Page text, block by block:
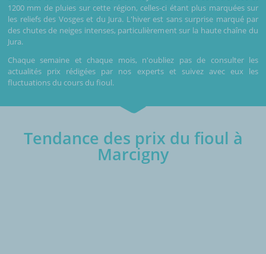
1200 mm de pluies sur cette région, celles-ci étant plus marquées sur
les reliefs des Vosges et du Jura. L'hiver est sans surprise marqué par
des chutes de neiges intenses, particulièrement sur la haute chaîne du
Jura.
Chaque semaine et chaque mois, n'oubliez pas de consulter les
actualités prix rédigées par nos experts et suivez avec eux les
fluctuations du cours du fioul.
Tendance des prix du fioul à
Marcigny